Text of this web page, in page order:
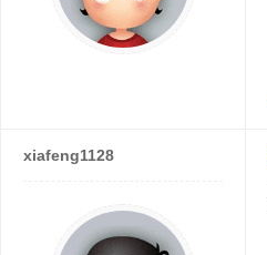
xiafeng1128